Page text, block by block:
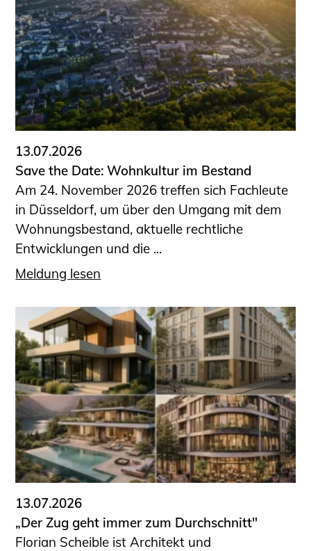
13.07.2026
Save the Date: Wohnkultur im Bestand
Am 24. November 2026 treffen sich Fachleute
in Düsseldorf, um über den Umgang mit dem
Wohnungsbestand, aktuelle rechtliche
Entwicklungen und die ...
Meldung lesen
13.07.2026
„Der Zug geht immer zum Durchschnitt"
Florian Scheible ist Architekt und